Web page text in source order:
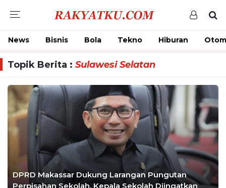
News Bisnis Bola Tekno Hiburan
Topik Berita : Sulawesi Selatan
DPRD Makassar Dukung Larangan Pungutan
Perpisahan Sekolah, Kepala Sekolah Diingatkan